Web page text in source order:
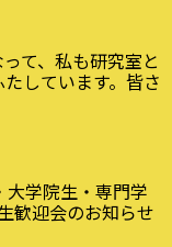
て、私も研究室と
しています。皆さ
学院生・専門学
歓迎会のお知らせ